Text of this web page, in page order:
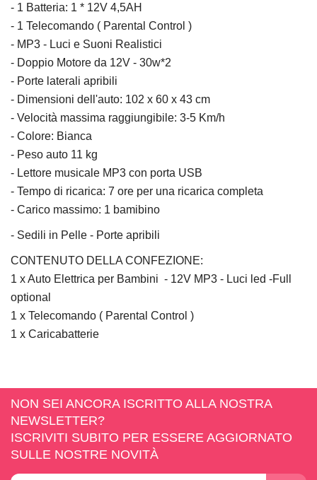
- 1 Batteria: 1 * 12V 4,5AH
- 1 Telecomando ( Parental Control )
- MP3 - Luci e Suoni Realistici
- Doppio Motore da 12V - 30w*2
- Porte laterali apribili
- Dimensioni dell'auto: 102 x 60 x 43 cm
- Velocità massima raggiungibile: 3-5 Km/h
- Colore: Bianca
- Peso auto 11 kg
- Lettore musicale MP3 con porta USB
- Tempo di ricarica: 7 ore per una ricarica completa
- Carico massimo: 1 bamibino
- Sedili in Pelle - Porte apribili
CONTENUTO DELLA CONFEZIONE:
1 x Auto Elettrica per Bambini - 12V MP3 - Luci led -Full
optional
1 x Telecomando ( Parental Control )
1 x Caricabatterie
NON SEI ANCORA ISCRITTO ALLA NOSTRA
NEWSLETTER?
ISCRIVITI SUBITO PER ESSERE AGGIORNATO
SULLE NOSTRE NOVITÀ